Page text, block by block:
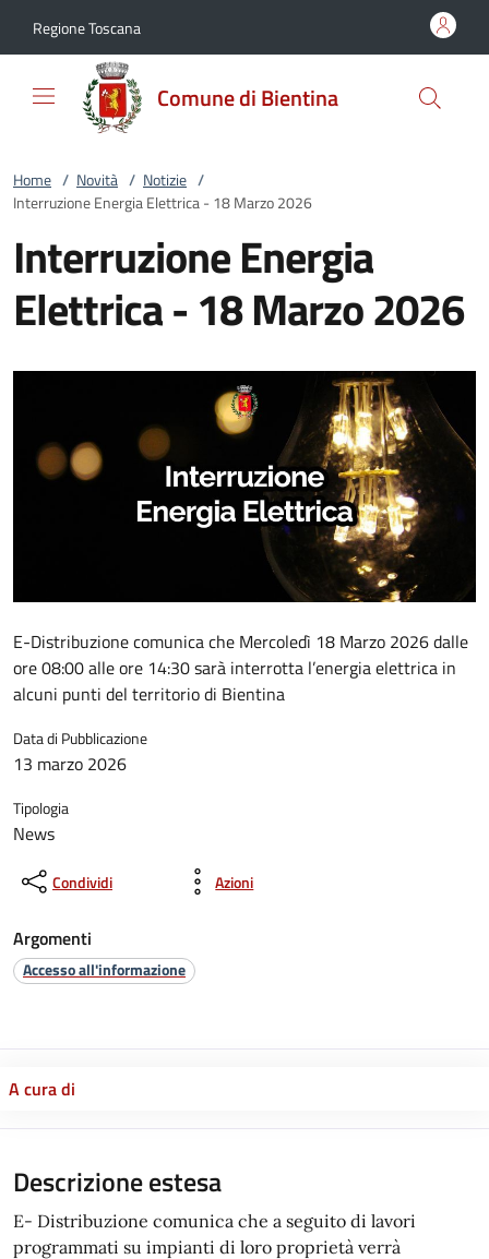
Regione Toscana
Comune di Bientina
Home / Novità / Notizie /
Interruzione Energia Elettrica - 18 Marzo 2026
Interruzione Energia
Elettrica - 18 Marzo 2026
E-Distribuzione comunica che Mercoledì 18 Marzo 2026 dalle
ore 08:00 alle ore 14:30 sarà interrotta l’energia elettrica in
alcuni punti del territorio di Bientina
Data di Pubblicazione
13 marzo 2026
Tipologia
News
Condividi Azioni
Argomenti
Accesso all'informazione
A cura di
Descrizione estesa
E- Distribuzione comunica che a seguito di lavori
programmati su impianti di loro proprietà verrà